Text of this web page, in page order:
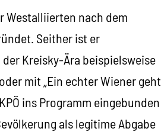
Westalliierten nach dem
Seither ist er
Kreisky-Ära beispielsweise
mit „Ein echter Wiener geht
ins Programm eingebunden
als legitime Abgabe